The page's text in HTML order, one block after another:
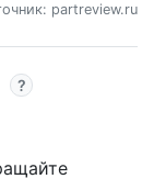
partreview.ru